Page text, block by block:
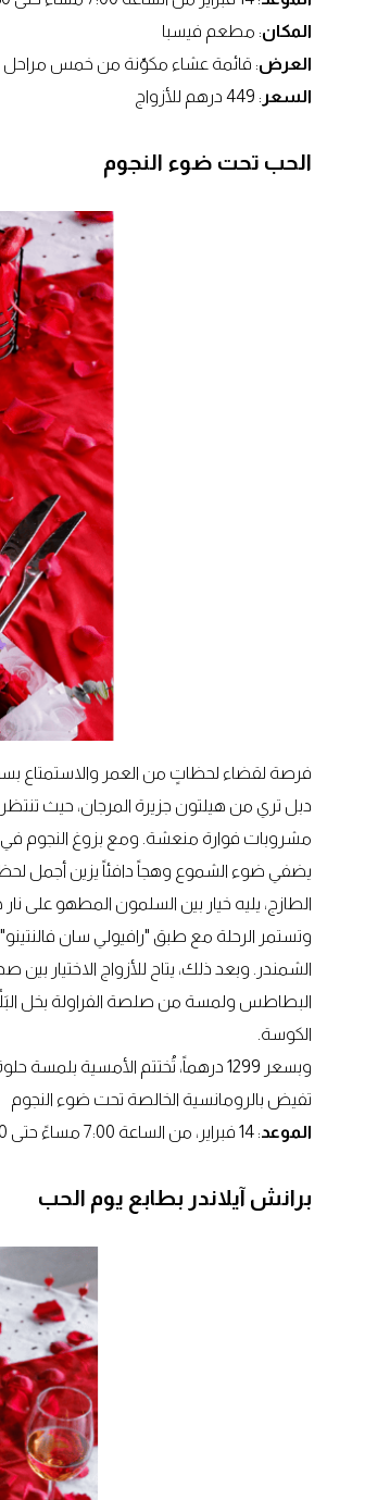
المكان: مطعم فيسبا
العرض: قائمة عشاء مكوّنة من خمس مراحل
السعر : 449 درهم للأزواج
الحب تحت ضوء النجوم
دبل تري من هيلتون جزيرة المرجان، حيث
مشروبات فوارة منعشة. ومع بزوغ النجوم في
يضفي ضوء الشموع وهجاً دافئاً يزين أجمل
الطازج، يليه خيار بين السلمون المطهو على نار
وتستمر الرحلة مع طبق "رافيولي سان
الشمندر. وبعد ذلك، يتاح للأزواج الاختيار
البطاطس ولمسة من صلصة الفراولة بخل
الكوسة.
وبسعر 1299 درهماً، تُختتم الأمسية
تفيض بالرومانسية الخالصة تحت ضوء النجوم
الموعد: 14 فبراير، من الساعة 7:00 مساءً حتى 10:30 مساءً
برانش آيلاندر بطابع يوم الحب